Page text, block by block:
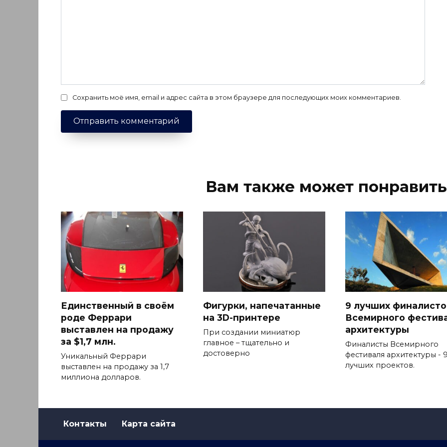
Сохранить моё имя, email и адрес сайта в этом браузере для последующих моих комментариев.
Вам также может
Единственный в своём
роде Феррари
выставлен на продажу
за $1,7 млн.
Уникальный Феррари
выставлен на продажу за 1,7
миллиона долларов.
Фигурки, напечатанные
на 3D-принтере
При создании миниатюр
главное – тщательно и
достоверно
9 лучших
Всемирного
архитектуры
Финалисты Всемирного
фестиваля архитектуры -
лучших проектов.
Контакты Карта сайта